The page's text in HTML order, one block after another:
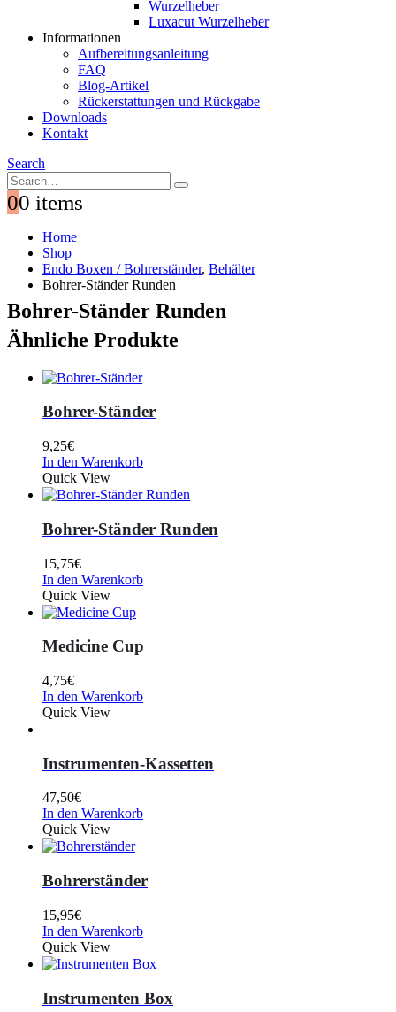
Wurzelheber
Luxacut Wurzelheber
Informationen
Aufbereitungsanleitung
FAQ
Blog-Artikel
Rückerstattungen und Rückgabe
Downloads
Kontakt
Search
00 items
Home
Shop
Endo Boxen / Bohrerständer, Behälter
Bohrer-Ständer Runden
Bohrer-Ständer Runden
Ähnliche Produkte
Bohrer-Ständer
9,25€
In den Warenkorb
Quick View
Bohrer-Ständer Runden
15,75€
In den Warenkorb
Quick View
Medicine Cup
4,75€
In den Warenkorb
Quick View
Instrumenten-Kassetten
47,50€
In den Warenkorb
Quick View
Bohrerständer
15,95€
In den Warenkorb
Quick View
Instrumenten Box